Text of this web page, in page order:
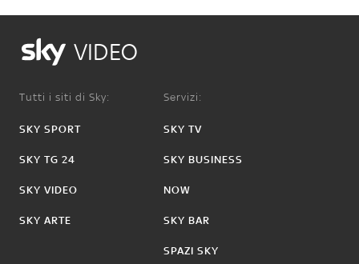
VIDEO
Tutti i siti di Sky:
SKY SPORT
SKY TG 24
SKY VIDEO
SKY ARTE
Servizi:
SKY TV
SKY BUSINESS
NOW
SKY BAR
SPAZI SKY